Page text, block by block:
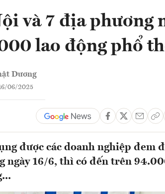
và 7 địa phương
lao động phổ
Dương
06/2025
được các doanh nghiệp đem
ngày 16/6, thì có đến trên